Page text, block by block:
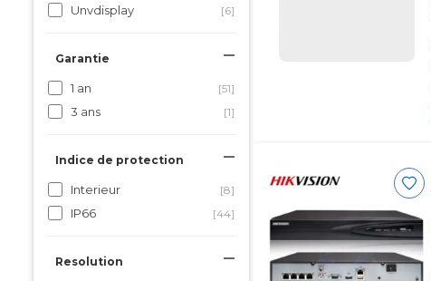
Unvdisplay [6]
Garantie
1 an [51]
3 ans [1]
Indice de protection
Interieur [8]
IP66 [44]
Resolution